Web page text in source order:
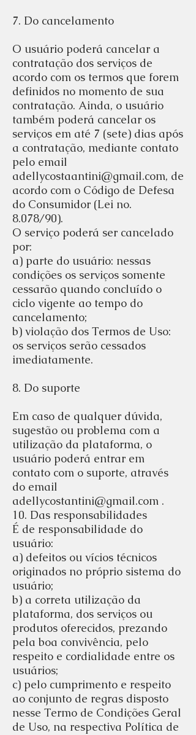
7. Do cancelamento
O usuário poderá cancelar a
contratação dos serviços de
acordo com os termos que forem
definidos no momento de sua
contratação. Ainda, o usuário
também poderá cancelar os
serviços em até 7 (sete) dias após
a contratação, mediante contato
pelo email
adellycostaantini@gmail.com, de
acordo com o Código de Defesa
do Consumidor (Lei no.
8.078/90).
O serviço poderá ser cancelado
por:
a) parte do usuário: nessas
condições os serviços somente
cessarão quando concluído o
ciclo vigente ao tempo do
cancelamento;
b) violação dos Termos de Uso:
os serviços serão cessados
imediatamente.
8. Do suporte
Em caso de qualquer dúvida,
sugestão ou problema com a
utilização da plataforma, o
usuário poderá entrar em
contato com o suporte, através
do email
adellycostantini@gmail.com .
10. Das responsabilidades
É de responsabilidade do
usuário:
a) defeitos ou vícios técnicos
originados no próprio sistema do
usuário;
b) a correta utilização da
plataforma, dos serviços ou
produtos oferecidos, prezando
pela boa convivência, pelo
respeito e cordialidade entre os
usuários;
c) pelo cumprimento e respeito
ao conjunto de regras disposto
nesse Termo de Condições Geral
de Uso, na respectiva Política de